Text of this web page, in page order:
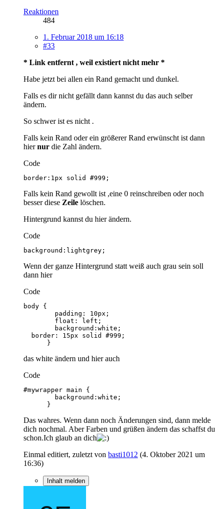
Reaktionen
484
1. Februar 2018 um 16:18
#33
* Link entfernt , weil existiert nicht mehr *
Habe jetzt bei allen ein Rand gemacht und dunkel.
Falls es dir nicht gefällt dann kannst du das auch selber
ändern.
So schwer ist es nicht .
Falls kein Rand oder ein größerer Rand erwünscht ist dann
hiernur die Zahl ändern.
Code
border:1px solid #999;
Falls kein Rand gewollt ist ,eine 0 reinschreiben oder noch
besser diese Zeile löschen.
Hintergrund kannst du hier ändern.
Code
background:lightgrey;
Wenn der ganze Hintergrund statt weiß auch grau sein soll
dann hier
Code
      }
das white ändern und hier auch
Code
      }
Das wahres. Wenn dann noch Änderungen sind, dann melde
dich nochmal. Aber Farben und grüßen ändern das schaffst du
schon.Ich glaub an dich
Einmal editiert, zuletzt von basti1012 (4. Oktober 2021 um
16:36)
Inhalt melden